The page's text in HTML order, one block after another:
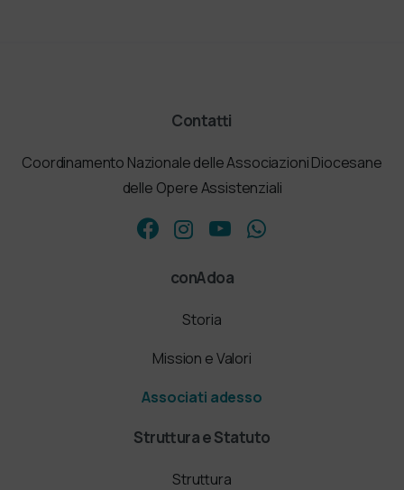
Contatti
Coordinamento Nazionale delle Associazioni Diocesane
delle Opere Assistenziali
conAdoa
Storia
Mission e Valori
Associati adesso
Struttura e Statuto
Struttura